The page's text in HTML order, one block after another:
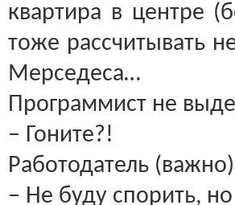
квартира в центре
тоже рассчитывать
Мерседеса…
Программист не
– Гоните?!
Работодатель
– Не буду спорить,